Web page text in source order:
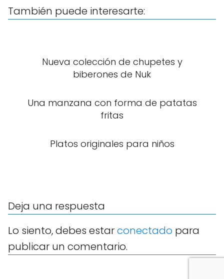
También puede interesarte:
Nueva colección de chupetes y
biberones de Nuk
Una manzana con forma de patatas
fritas
Platos originales para niños
Deja una respuesta
Lo siento, debes estarconectado para
publicar un comentario.